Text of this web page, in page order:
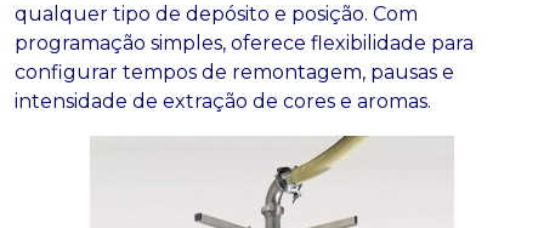
qualquer tipo de depósito e posição. Com
programação simples, oferece flexibilidade para
configurar tempos de remontagem, pausas e
intensidade de extração de cores e aromas.